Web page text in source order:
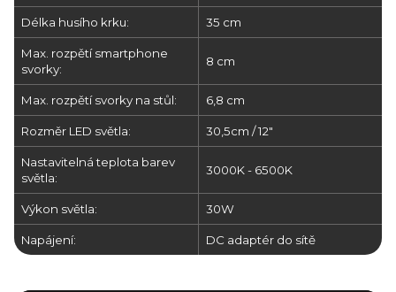
Délka husího krku: 35 cm
Max. rozpětí smartphone
svorky:
8 cm
Max. rozpětí svorky na stůl: 6,8 cm
Rozměr LED světla: 30,5cm / 12"
Nastavitelná teplota barev
světla:
3000K - 6500K
Výkon světla: 30W
Napájení: DC adaptér do sítě